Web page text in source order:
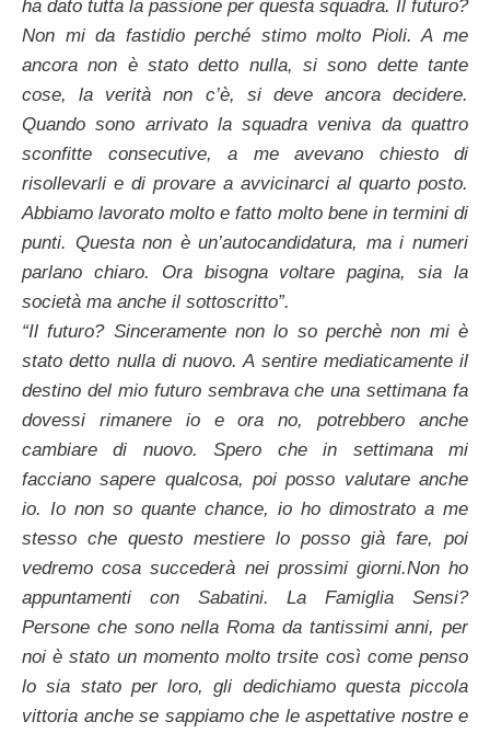
ha dato tutta la passione per questa squadra. Il futuro?
Non mi da fastidio perché stimo molto Pioli. A me
ancora non è stato detto nulla, si sono dette tante
cose, la verità non c’è, si deve ancora decidere.
Quando sono arrivato la squadra veniva da quattro
sconfitte consecutive, a me avevano chiesto di
risollevarli e di provare a avvicinarci al quarto posto.
Abbiamo lavorato molto e fatto molto bene in termini di
punti. Questa non è un’autocandidatura, ma i numeri
parlano chiaro. Ora bisogna voltare pagina, sia la
società ma anche il sottoscritto”.
“Il futuro? Sinceramente non lo so perchè non mi è
stato detto nulla di nuovo. A sentire mediaticamente il
destino del mio futuro sembrava che una settimana fa
dovessi rimanere io e ora no, potrebbero anche
cambiare di nuovo. Spero che in settimana mi
facciano sapere qualcosa, poi posso valutare anche
io. Io non so quante chance, io ho dimostrato a me
stesso che questo mestiere lo posso già fare, poi
vedremo cosa succederà nei prossimi giorni.Non ho
appuntamenti con Sabatini. La Famiglia Sensi?
Persone che sono nella Roma da tantissimi anni, per
noi è stato un momento molto trsite così come penso
lo sia stato per loro, gli dedichiamo questa piccola
vittoria anche se sappiamo che le aspettative nostre e